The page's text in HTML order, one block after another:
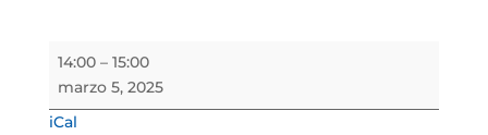
Tareas
Socioeducativas
14:00 – 15:00
marzo 5, 2025
iCal